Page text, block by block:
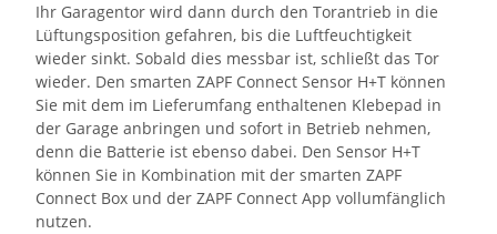
Ihr Garagentor wird dann durch den Torantrieb in die
Lüftungsposition gefahren, bis die Luftfeuchtigkeit
wieder sinkt. Sobald dies messbar ist, schließt das Tor
wieder. Den smarten ZAPF Connect Sensor H+T können
Sie mit dem im Lieferumfang enthaltenen Klebepad in
der Garage anbringen und sofort in Betrieb nehmen,
denn die Batterie ist ebenso dabei. Den Sensor H+T
können Sie in Kombination mit der smarten ZAPF
Connect Box und der ZAPF Connect App vollumfänglich
nutzen.